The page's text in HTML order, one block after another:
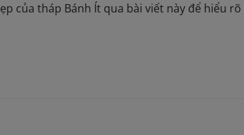
của tháp Bánh Ít qua bài viết này để hiểu